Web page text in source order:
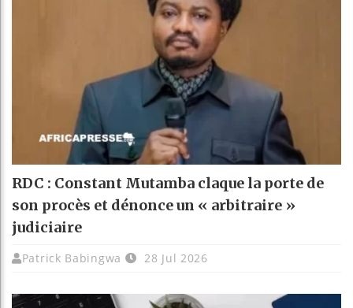
RDC : Constant Mutamba claque la porte de
son procès et dénonce un « arbitraire »
judiciaire
Patrick Babingwa 28 Jul 2026